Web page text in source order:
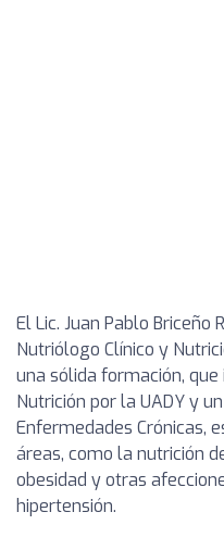
El Lic. Juan Pablo Briceño
Nutriólogo Clínico y
una sólida formación,
Nutrición por la UADY y
Enfermedades Crónicas,
áreas, como la nutrición
obesidad y otras
hipertensión.